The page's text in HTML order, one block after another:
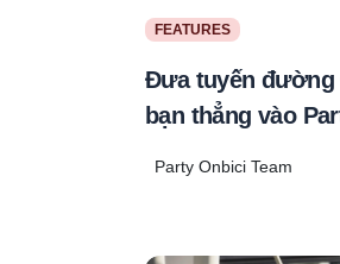
FEATURES
Đưa tuyến đường
bạn thẳng vào
Party Onbici Team